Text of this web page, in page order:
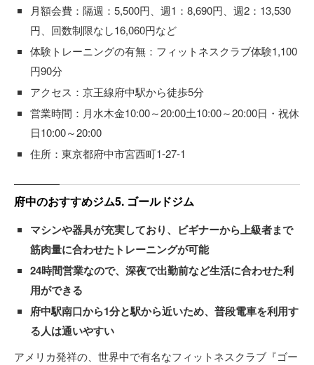
月額会費：隔週：5,500円、週1：8,690円、週2：13,530
円、回数制限なし16,060円など
体験トレーニングの有無：フィットネスクラブ体験1,100
円90分
アクセス：京王線府中駅から徒歩5分
営業時間：月水木金10:00～20:00土10:00～20:00日・祝休
日10:00～20:00
住所：東京都府中市宮西町1-27-1
府中のおすすめジム5. ゴールドジム
マシンや器具が充実しており、ビギナーから上級者まで
筋肉量に合わせたトレーニングが可能
24時間営業なので、深夜で出勤前など生活に合わせた利
用ができる
府中駅南口から1分と駅から近いため、普段電車を利用す
る人は通いやすい
アメリカ発祥の、世界中で有名なフィットネスクラブ『ゴー